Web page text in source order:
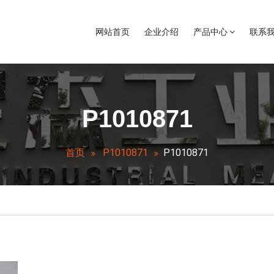
控行业自动化仪表研发生产的企业。公司研发中心和销售部位于南京主
网站首页 企业介绍 产品中心 联系
P1010871
首页 P1010871 P1010871